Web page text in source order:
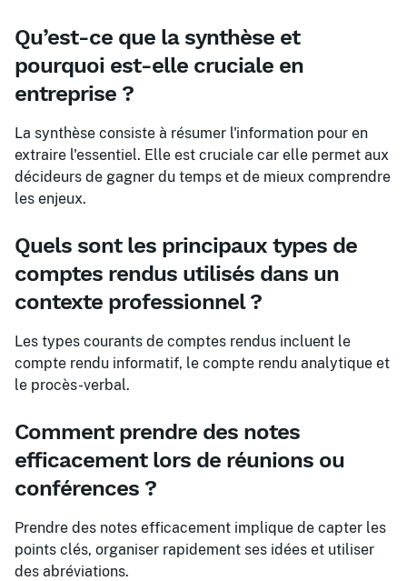
Qu’est-ce que la synthèse et
pourquoi est-elle cruciale en
entreprise ?
La synthèse consiste à résumer l'information pour en
extraire l'essentiel. Elle est cruciale car elle permet aux
décideurs de gagner du temps et de mieux comprendre
les enjeux.
Quels sont les principaux types de
comptes rendus utilisés dans un
contexte professionnel ?
Les types courants de comptes rendus incluent le
compte rendu informatif, le compte rendu analytique et
le procès-verbal.
Comment prendre des notes
efficacement lors de réunions ou
conférences ?
Prendre des notes efficacement implique de capter les
points clés, organiser rapidement ses idées et utiliser
des abréviations.